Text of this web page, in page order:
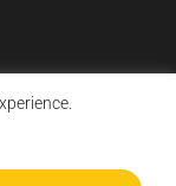
Reserved